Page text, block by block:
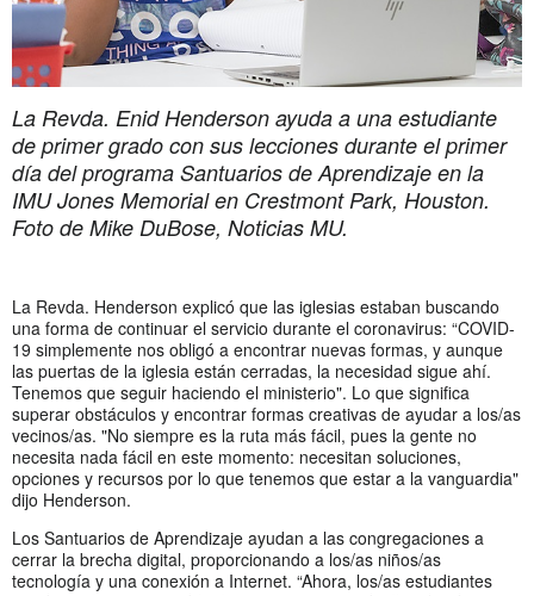
La Revda. Enid Henderson ayuda a una estudiante
de primer grado con sus lecciones durante el primer
día del programa Santuarios de Aprendizaje en la
IMU Jones Memorial en Crestmont Park, Houston.
Foto de Mike DuBose, Noticias MU.
La Revda. Henderson explicó que las iglesias estaban buscando
una forma de continuar el servicio durante el coronavirus: “COVID-
19 simplemente nos obligó a encontrar nuevas formas, y aunque
las puertas de la iglesia están cerradas, la necesidad sigue ahí.
Tenemos que seguir haciendo el ministerio". Lo que significa
superar obstáculos y encontrar formas creativas de ayudar a los/as
vecinos/as. "No siempre es la ruta más fácil, pues la gente no
necesita nada fácil en este momento: necesitan soluciones,
opciones y recursos por lo que tenemos que estar a la vanguardia"
dijo Henderson.
Los Santuarios de Aprendizaje ayudan a las congregaciones a
cerrar la brecha digital, proporcionando a los/as niños/as
tecnología y una conexión a Internet. “Ahora, los/as estudiantes